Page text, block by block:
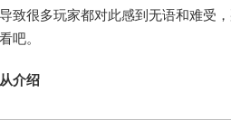
致很多玩家都对此感到无语和难受
吧。
介绍